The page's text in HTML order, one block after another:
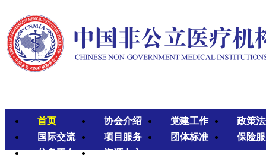
首页 协会介绍 党建工作
政策
国际交流
项目服务 团体标准
保险
信息平台
资源中心